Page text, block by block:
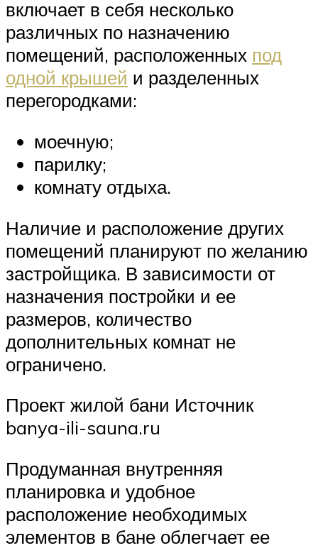
включает в себя несколько
различных по назначению
помещений, расположенных под
одной крышей и разделенных
перегородками:
моечную;
парилку;
комнату отдыха.
Наличие и расположение других
помещений планируют по желанию
застройщика. В зависимости от
назначения постройки и ее
размеров, количество
дополнительных комнат не
ограничено.
Проект жилой бани Источник
banya-ili-sauna.ru
Продуманная внутренняя
планировка и удобное
расположение необходимых
элементов в бане облегчает ее